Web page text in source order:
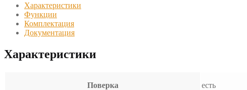
Характеристики
Функции
Комплектация
Документация
Характеристики
Поверка есть